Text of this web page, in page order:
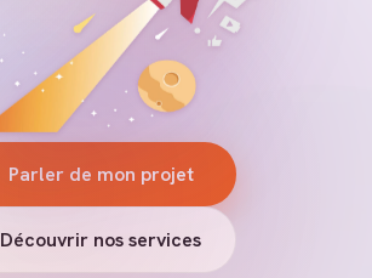
Parler de mon projet
Découvrir nos services